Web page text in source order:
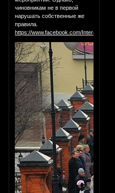
чиновникам не в первой
нарушать собственные же
правила.
https://www.facebook.com/